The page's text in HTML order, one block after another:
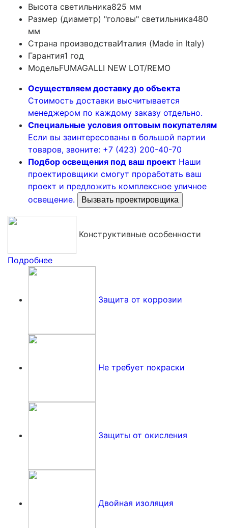
Высота светильника825 мм
Размер (диаметр) "головы" светильника480
мм
Страна производстваИталия (Made in Italy)
Гарантия1 год
МодельFUMAGALLI NEW LOT/REMO
Осуществляем доставку до объекта
Стоимость доставки высчитывается
менеджером по каждому заказу отдельно.
Специальные условия оптовым покупателям
Если вы заинтересованы в большой партии
товаров, звоните: +7 (423) 200-40-70
Подбор освещения под ваш проект Наши
проектировщики смогут проработать ваш
проект и предложить комплексное уличное
освещение.
Вызвать проектировщика
Конструктивные особенности
Подробнее
Защита от коррозии
Не требует покраски
Защиты от окисления
Двойная изоляция